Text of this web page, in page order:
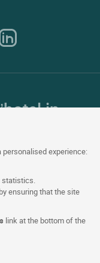
personalised experience:
statistics.
by ensuring that the site
link at the bottom of the
in